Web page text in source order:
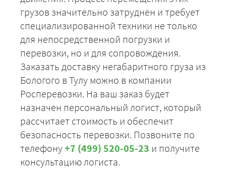
грузов значительно затруднен и требует
специализированной техники не только
для непосредственной погрузки и
перевозки, но и для сопровождения.
Заказать доставку негабаритного груза из
Бологого в Тулу можно в компании
Росперевозки. На ваш заказ будет
назначен персональный логист, который
рассчитает стоимость и обеспечит
безопасность перевозки. Позвоните по
телефону+7 (499) 520-05-23 и получите
консультацию логиста.